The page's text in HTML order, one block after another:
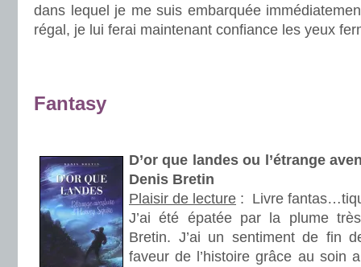
dans lequel je me suis embarquée
régal, je lui ferai maintenant confiance les yeux
Fantasy
D’or que landes ou l’étrange
Denis Bretin
Plaisir de lecture : Livre
J’ai été épatée par la plume
Bretin. J’ai un sentiment de fin
faveur de l’histoire grâce au soin